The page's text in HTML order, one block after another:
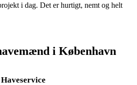
i dag. Det er hurtigt, nemt og helt
i København